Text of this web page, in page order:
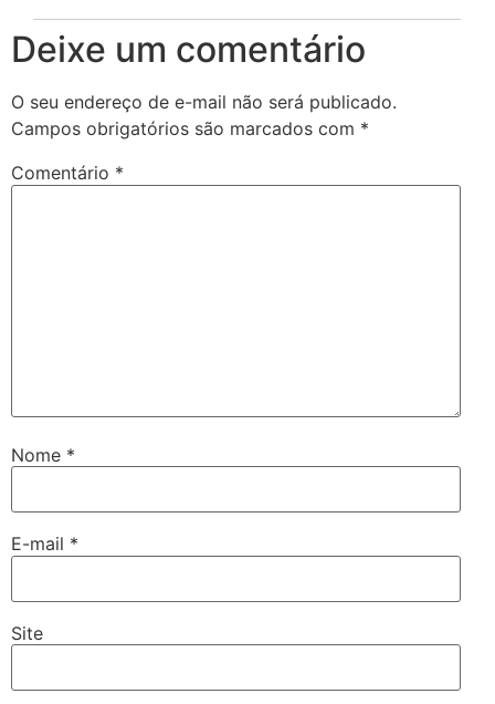
Deixe um comentário
O seu endereço de e-mail não será publicado.
Campos obrigatórios são marcados com *
Comentário *
Nome *
E-mail *
Site